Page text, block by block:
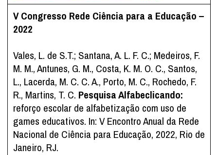
V Congresso Rede Ciência para a Educação –
2022
Vales, L. de S.T.; Santana, A. L. F. C.; Medeiros, F.
M. M., Antunes, G. M., Costa, K. M. O. C., Santos,
L., Lacerda, M. C. C. A., Porto, M. C., Rochedo, F.
R., Martins, T. C. Pesquisa Alfabeclicando:
reforço escolar de alfabetização com uso de
games educativos. In: V Encontro Anual da Rede
Nacional de Ciência para Educação, 2022, Rio de
Janeiro, RJ.